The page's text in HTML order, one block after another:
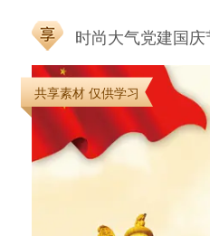
共享素材 仅供学习
时尚大气党建国